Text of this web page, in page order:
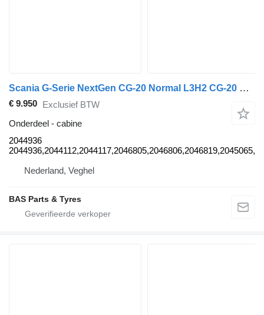
Scania G-Serie NextGen CG-20 Normal L3H2 CG-20 Normal L3H2 2044936 cabine voor Scania G-Serie NextGen vrachtwagen
€ 9.950 Exclusief BTW
Onderdeel - cabine
2044936
Nederland, Veghel
BAS Parts & Tyres